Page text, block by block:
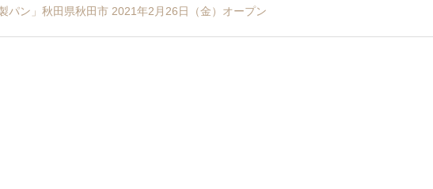
パン」秋田県秋田市 2021年2月26日（金）オープン